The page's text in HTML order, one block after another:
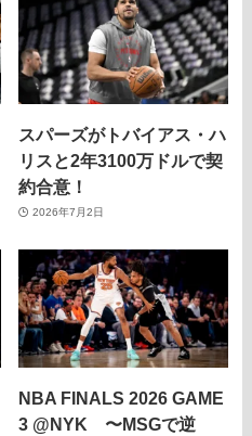
スパーズがトバイアス・ハ
リスと2年3100万ドルで契
約合意！
2026年7月2日
NBA FINALS 2026 GAME
3 @NYK 〜MSGで逆